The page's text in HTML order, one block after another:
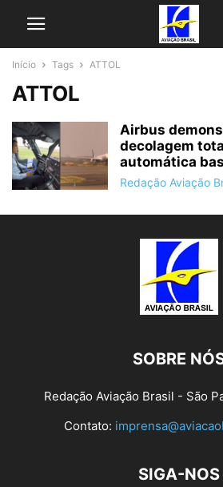
Início Tags ATTOL
ATTOL
Airbus
decolagem
automática
Redação Aviação
SOBRE
Redação Aviação Brasil - São
Contato:
SIGA-NOS